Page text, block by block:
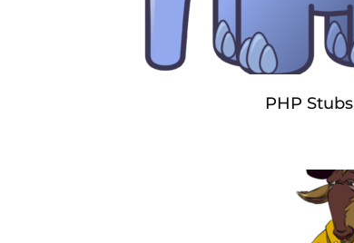
PHP Stubs